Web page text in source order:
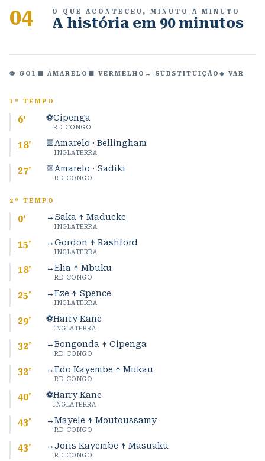
04 O QUE ACONTECEU, MINUTO A MINUTO
A história em 90 minutos
⚽ GOL 🟨 AMARELO 🟥 VERMELHO ↔ SUBSTITUIÇÃO ◆ VAR
1º TEMPO
6' ⚽Cipenga
RD CONGO
18' 🟨Amarelo · Bellingham
INGLATERRA
27' 🟨Amarelo · Sadiki
RD CONGO
2º TEMPO
0' ↔ Saka ↑ Madueke
INGLATERRA
15' ↔Gordon ↑ Rashford
INGLATERRA
18' ↔Elia ↑ Mbuku
RD CONGO
25' ↔Eze ↑ Spence
INGLATERRA
29' ⚽Harry Kane
INGLATERRA
32' ↔Bongonda ↑ Cipenga
RD CONGO
32' ↔Edo Kayembe ↑ Mukau
RD CONGO
40' ⚽Harry Kane
INGLATERRA
43' ↔Mayele ↑ Moutoussamy
RD CONGO
43' ↔Joris Kayembe ↑ Masuaku
RD CONGO